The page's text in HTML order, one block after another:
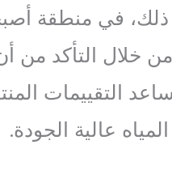
في منطقة
من خلال التأكد
تساعد التقييمات
عالية الجودة.